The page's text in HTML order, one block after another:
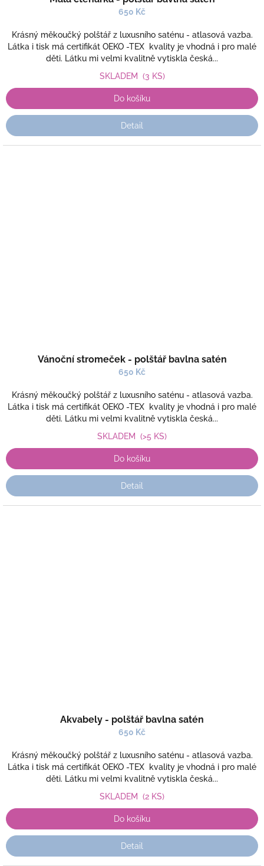
650 Kč
Krásný měkoučký polštář z luxusního saténu - atlasová vazba.
Látka i tisk má certifikát OEKO -TEX kvality je vhodná i pro malé
děti. Látku mi velmi kvalitně vytiskla česká...
SKLADEM (3 KS)
Do košíku
Detail
Vánoční stromeček - polštář bavlna satén
650 Kč
Krásný měkoučký polštář z luxusního saténu - atlasová vazba.
Látka i tisk má certifikát OEKO -TEX kvality je vhodná i pro malé
děti. Látku mi velmi kvalitně vytiskla česká...
SKLADEM (>5 KS)
Do košíku
Detail
Akvabely - polštář bavlna satén
650 Kč
Krásný měkoučký polštář z luxusního saténu - atlasová vazba.
Látka i tisk má certifikát OEKO -TEX kvality je vhodná i pro malé
děti. Látku mi velmi kvalitně vytiskla česká...
SKLADEM (2 KS)
Do košíku
Detail